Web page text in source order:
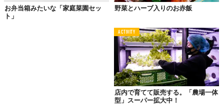
タンクの容量は3リットルあるため、3週間ほどは手放しでOK。し
かも、循環機能があり、水や根が腐ってしまう心配もありませ
ん。給水や栄養剤の追加が必要になると、ランプが点灯するので
一目でわかります。生長を緩やかにするホリデーモードなら、長
お弁当箱みたいな「家庭菜園セッ
ト」
野菜とハーブ入りのお赤飯
ACTIVITY
店内で育てて販売する。「農場一体
型」スーパー拡大中！